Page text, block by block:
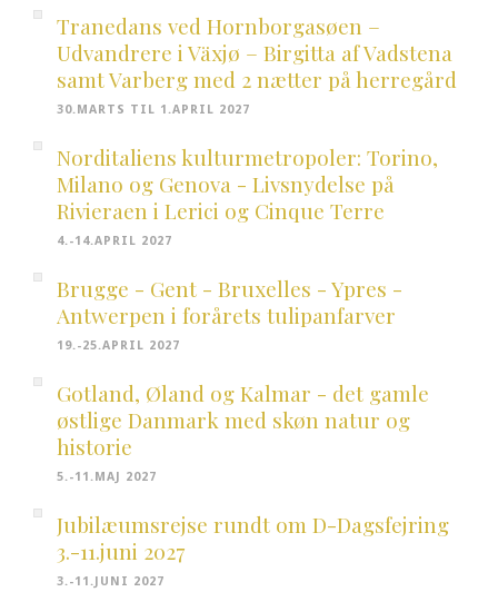
Tranedans ved Hornborgasøen –
Udvandrere i Växjø – Birgitta af Vadstena
samt Varberg med 2 nætter på herregård
30.MARTS TIL 1.APRIL 2027
Norditaliens kulturmetropoler: Torino,
Milano og Genova - Livsnydelse på
Rivieraen i Lerici og Cinque Terre
4.-14.APRIL 2027
Brugge - Gent - Bruxelles - Ypres -
Antwerpen i forårets tulipanfarver
19.-25.APRIL 2027
Gotland, Øland og Kalmar - det gamle
østlige Danmark med skøn natur og
historie
5.-11.MAJ 2027
Jubilæumsrejse rundt om D-Dagsfejring
3.-11.juni 2027
3.-11.JUNI 2027